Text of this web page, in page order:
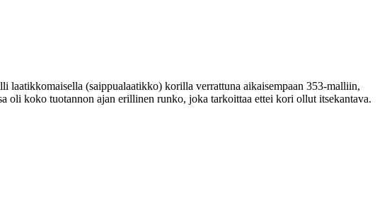
(saippualaatikko) korilla verrattuna aikaisempaan 353-malliin,
koko tuotannon ajan erillinen runko, joka tarkoittaa ettei kori ollut itsekantava.